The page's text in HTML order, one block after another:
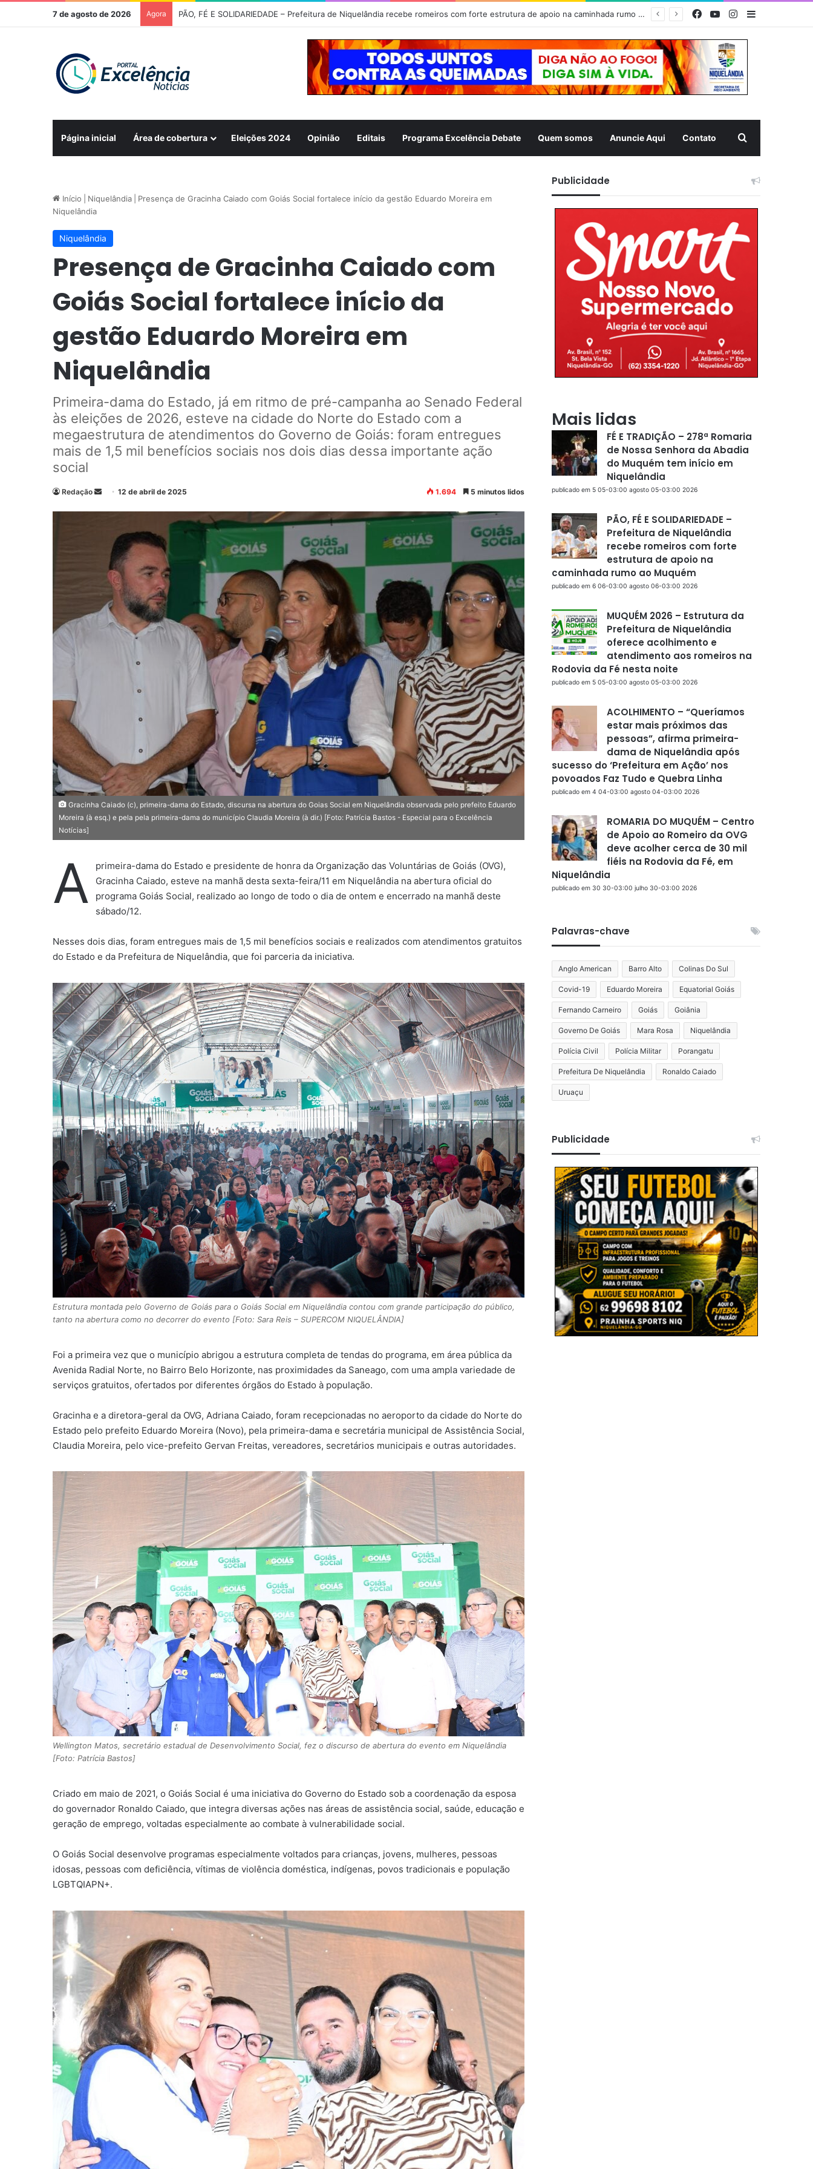
7 de agosto de 2026 Agora FÉ E TRADIÇÃO – 278ª Romaria de Nossa Senhora da Abadia do Muquém tem início em Niquelândia FacebookYouTubeInstagram
Página inicial Área de cobertura Eleições 2024 Opinião Editais Programa Excelência Debate Quem somos Anuncie Aqui Contato
Início Niquelândia
Presença de Gracinha Caiado com Goiás Social fortalece início da gestão Eduardo Moreira em
Niquelândia
Niquelândia
Presença de Gracinha Caiado com
Goiás Social fortalece início da
gestão Eduardo Moreira em
Niquelândia
Primeira-dama do Estado, já em ritmo de pré-campanha ao Senado Federal
às eleições de 2026, esteve na cidade do Norte do Estado com a
megaestrutura de atendimentos do Governo de Goiás: foram entregues
mais de 1,5 mil benefícios sociais nos dois dias dessa importante ação
social
Redação
m
-
12 de abril de 2025 1.694 5 minutos lidos
Gracinha Caiado (c), primeira-dama do Estado, discursa na abertura do Goias Social em Niquelândia observada pelo prefeito Eduardo
Moreira (à esq.) e pela pela primeira-dama do município Claudia Moreira (à dir.) [Foto: Patrícia Bastos - Especial para o Excelência
Notícias]
A
primeira-dama do Estado e presidente de honra da Organização das Voluntárias de Goiás (OVG),
Gracinha Caiado, esteve na manhã desta sexta-feira/11 em Niquelândia na abertura oficial do
programa Goiás Social, realizado ao longo de todo o dia de ontem e encerrado na manhã deste
sábado/12.
Nesses dois dias, foram entregues mais de 1,5 mil benefícios sociais e realizados com atendimentos gratuitos
do Estado e da Prefeitura de Niquelândia, que foi parceria da iniciativa.
Estrutura montada pelo Governo de Goiás para o Goiás Social em Niquelândia contou com grande participação do público,
tanto na abertura como no decorrer do evento [Foto: Sara Reis – SUPERCOM NIQUELÂNDIA]
Foi a primeira vez que o município abrigou a estrutura completa de tendas do programa, em área pública da
Avenida Radial Norte, no Bairro Belo Horizonte, nas proximidades da Saneago, com uma ampla variedade de
serviços gratuitos, ofertados por diferentes órgãos do Estado à população.
Gracinha e a diretora-geral da OVG, Adriana Caiado, foram recepcionadas no aeroporto da cidade do Norte do
Estado pelo prefeito Eduardo Moreira (Novo), pela primeira-dama e secretária municipal de Assistência Social,
Claudia Moreira, pelo vice-prefeito Gervan Freitas, vereadores, secretários municipais e outras autoridades.
Wellington Matos, secretário estadual de Desenvolvimento Social, fez o discurso de abertura do evento em Niquelândia
[Foto: Patrícia Bastos]
Criado em maio de 2021, o Goiás Social é uma iniciativa do Governo do Estado sob a coordenação da esposa
do governador Ronaldo Caiado, que integra diversas ações nas áreas de assistência social, saúde, educação e
geração de emprego, voltadas especialmente ao combate à vulnerabilidade social.
O Goiás Social desenvolve programas especialmente voltados para crianças, jovens, mulheres, pessoas
idosas, pessoas com deficiência, vítimas de violência doméstica, indígenas, povos tradicionais e população
LGBTQIAPN+.
Publicidade
Mais lidas
FÉ E TRADIÇÃO – 278ª Romaria
de Nossa Senhora da Abadia
do Muquém tem início em
Niquelândia
publicado em 5 05-03:00 agosto 05-03:00 2026
PÃO, FÉ E SOLIDARIEDADE –
Prefeitura de Niquelândia
recebe romeiros com forte
estrutura de apoio na
caminhada rumo ao Muquém
publicado em 6 06-03:00 agosto 06-03:00 2026
MUQUÉM 2026 – Estrutura da
Prefeitura de Niquelândia
oferece acolhimento e
atendimento aos romeiros na
Rodovia da Fé nesta noite
publicado em 5 05-03:00 agosto 05-03:00 2026
ACOLHIMENTO – “Queríamos
estar mais próximos das
pessoas”, afirma primeira-
dama de Niquelândia após
sucesso do ‘Prefeitura em Ação’ nos
povoados Faz Tudo e Quebra Linha
publicado em 4 04-03:00 agosto 04-03:00 2026
ROMARIA DO MUQUÉM – Centro
de Apoio ao Romeiro da OVG
deve acolher cerca de 30 mil
fiéis na Rodovia da Fé, em
Niquelândia
publicado em 30 30-03:00 julho 30-03:00 2026
Palavras-chave
Anglo American Barro Alto Colinas Do Sul
Covid-19 Eduardo Moreira Equatorial Goiás
Fernando Carneiro Goiás Goiânia
Governo De Goiás Mara Rosa Niquelândia
Polícia Civil Polícia Militar Porangatu
Prefeitura De Niquelândia Ronaldo Caiado
Uruaçu
Publicidade